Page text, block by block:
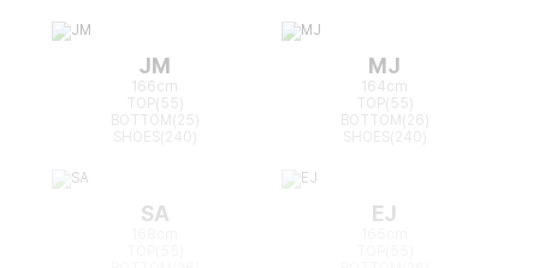
JM
166cm
TOP(55)
BOTTOM(25)
MJ
164cm
TOP(55)
BOTTOM(26)
SA EJ